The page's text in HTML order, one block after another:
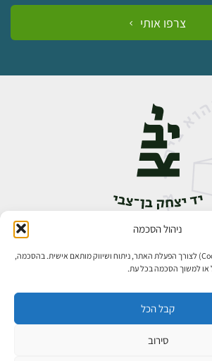
ניהול הסכמה
אנו משתמשים בעוגיות (Cookies) לצורך הפעלת האתר, ניתוח ושיווק מותאם אישית. בהסכמה,
או למשוך הסכמה בכל עת.
קבל הכל
סירוב
צרפו אותי
14, רחביה, ירושלים